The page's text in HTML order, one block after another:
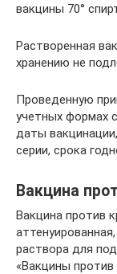
вакцины 70°
Растворенная
хранению не
Проведенную
учетных формах
даты
серии, срока
Вакцина
Вакцина против
раствора для
«Вакцины против